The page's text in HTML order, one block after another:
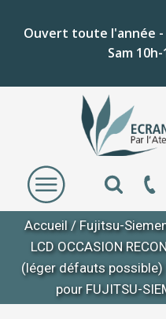
Ouvert toute l'année -
Sam
Accueil/ Fujitsu-
LCD OCCASION
(léger défauts possible)
pour FUJITSU-